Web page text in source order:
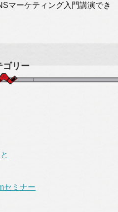
マーケティング入門講演でき
ゴリー
セミナー